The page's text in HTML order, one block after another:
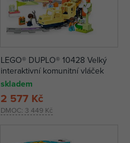
LEGO® DUPLO® 10428 Velký
interaktivní komunitní vláček
skladem
DMOC: 3 449 Kč
2 577 Kč